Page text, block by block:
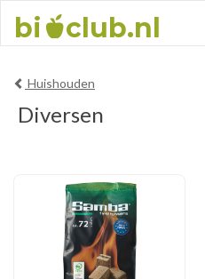
bi club.nl
Huishouden
Diversen